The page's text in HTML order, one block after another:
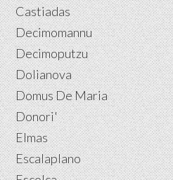
Castiadas
Decimomannu
Decimoputzu
Dolianova
Domus De Maria
Donori'
Elmas
Escalaplano